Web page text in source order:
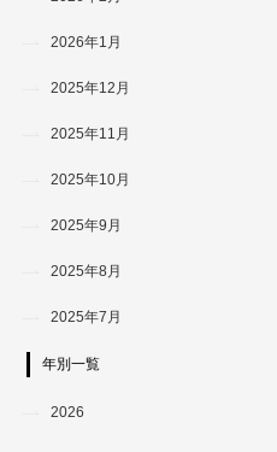
2026年1月
2025年12月
2025年11月
2025年10月
2025年9月
2025年8月
2025年7月
年別一覧
2026